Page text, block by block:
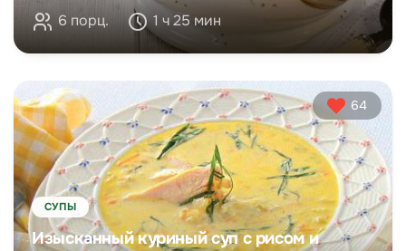
6 порц. 1 ч 25 мин
64
СУПЫ
Изысканный куриный суп с рисом и